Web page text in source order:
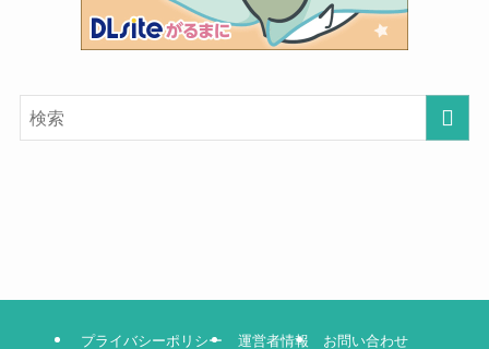
プライバシーポリシー 運営者情報 お問い合わせ